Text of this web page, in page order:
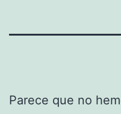
Parece que no